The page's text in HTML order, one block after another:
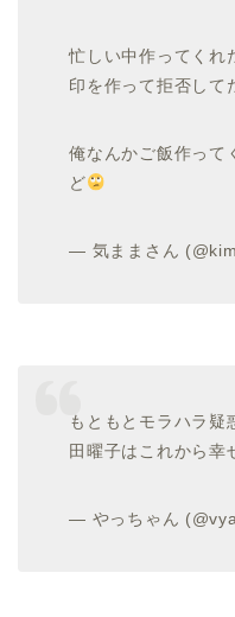
忙しい中作ってくれ
印を作って拒否して
俺なんかご飯作って
ど
— 気ままさん
もともとモラハラ疑
田曜子はこれから幸
— やっちゃん